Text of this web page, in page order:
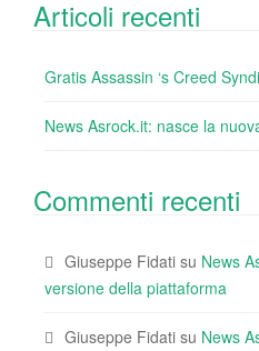
Articoli recenti
Gratis Assassin ‘s Creed
News Asrock.it: nasce la
Commenti recenti
Giuseppe Fidati su News
versione della piattaforma
Giuseppe Fidati su News